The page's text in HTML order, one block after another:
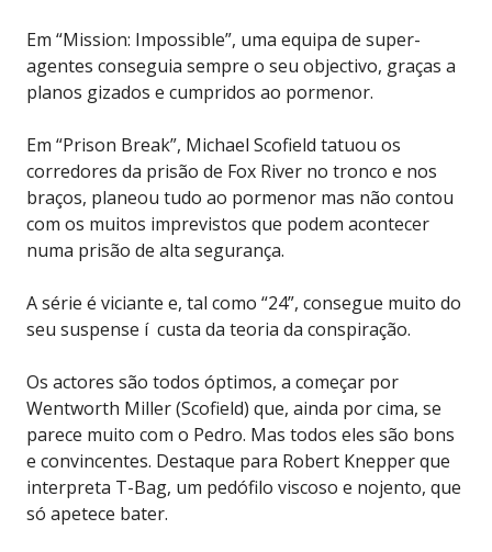
Em “Mission: Impossible”, uma equipa de super-
agentes conseguia sempre o seu objectivo, graças a
planos gizados e cumpridos ao pormenor.
Em “Prison Break”, Michael Scofield tatuou os
corredores da prisão de Fox River no tronco e nos
braços, planeou tudo ao pormenor mas não contou
com os muitos imprevistos que podem acontecer
numa prisão de alta segurança.
A série é viciante e, tal como “24”, consegue muito do
seu suspense í custa da teoria da conspiração.
Os actores são todos óptimos, a começar por
Wentworth Miller (Scofield) que, ainda por cima, se
parece muito com o Pedro. Mas todos eles são bons
e convincentes. Destaque para Robert Knepper que
interpreta T-Bag, um pedófilo viscoso e nojento, que
só apetece bater.